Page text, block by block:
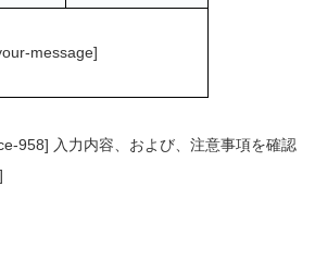
message]
958] 入力内容、および、注意事項を確認